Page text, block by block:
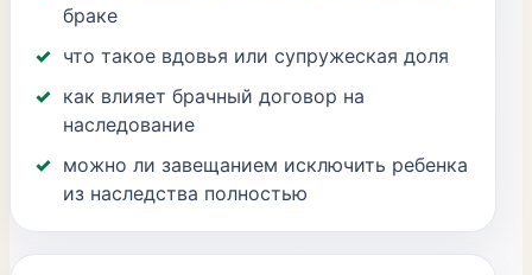
браке
что такое вдовья или супружеская доля
как влияет брачный договор на
наследование
можно ли завещанием исключить ребенка
из наследства полностью